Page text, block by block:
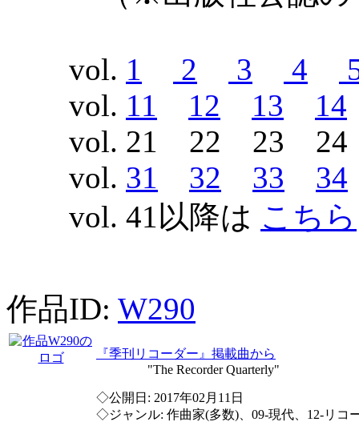
vol. 1 2 3 4
vol. 11 12 13
14
vol. 21 22 23
vol. 31 32 33
34
vol. 41以降は こちら
作品ID: W290
『季刊リコーダー』掲載曲から
"The Recorder Quarterly"
◇公開日: 2017年02月11日
◇ジャンル: 作曲家(多数)、09-現代、12-リコ